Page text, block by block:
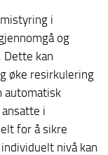
i
og
Dette kan
øke resirkulering
automatisk
i
for å sikre
nivå kan